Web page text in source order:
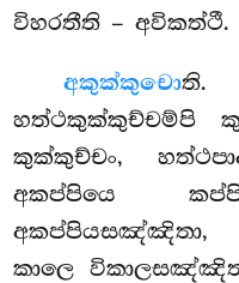
විහරතීති – අවිකත්ථී.
අකුක්කුචො
හත්ථකුක්කුච්චම්පි
කුක්කුච්චං,
අකප්පියෙ
කාලෙ